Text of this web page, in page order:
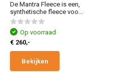
De Mantra Fleece is een,
synthetische fleece voo...
Op voorraad
€ 260,-
Bekijken